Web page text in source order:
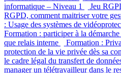
informatique – Niveau 1
Jeu
RGPD, comment maitriser votre
: Usage des systèmes de
Formation : participer à la
que relais interne
Formation :
protection de la vie privée dès sa
le cadre légal du transfert de
manager un télétravailleur dans le